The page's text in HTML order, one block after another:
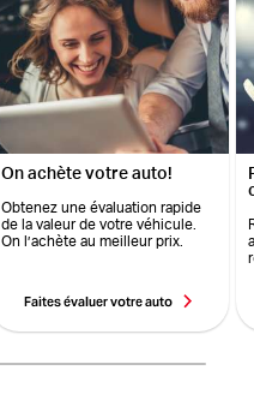
On achète votre auto!
Obtenez une évaluation rapide
de la valeur de votre véhicule.
On l’achète au meilleur prix.
Faites évaluer votre auto